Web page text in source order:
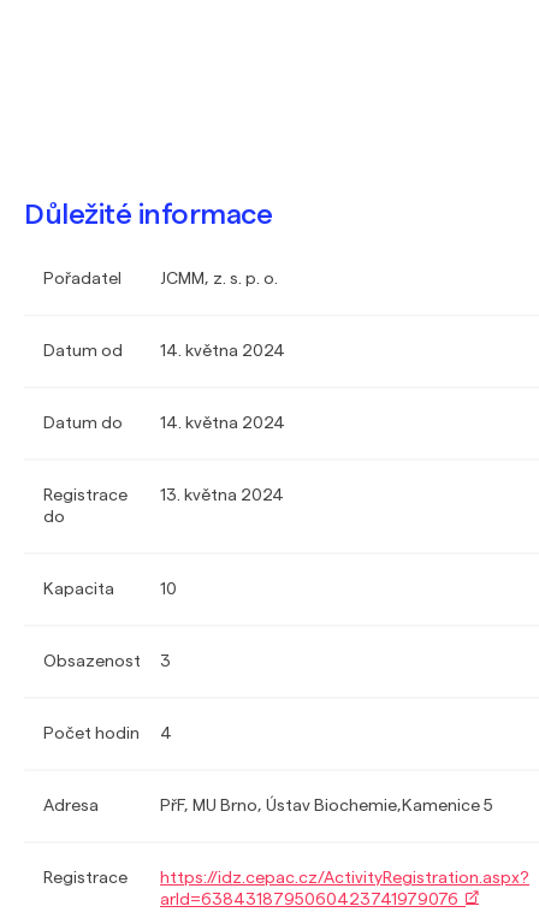
Důležité informace
Pořadatel JCMM, z. s. p. o.
Datum od 14. května 2024
Datum do 14. května 2024
Registrace
do
13. května 2024
Kapacita 10
Obsazenost 3
Počet hodin 4
Adresa PřF, MU Brno, Ústav Biochemie,Kamenice 5
Registrace
https://idz.cepac.cz/ActivityRegistration.aspx?
arId=6384318795060423741979076